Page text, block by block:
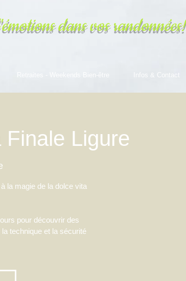
dans vos randonnées!
Retraites - Weekends Bien-être Infos & Contact
Finale Ligure
la magie de la dolce vita
pour découvrir des
technique et la sécurité